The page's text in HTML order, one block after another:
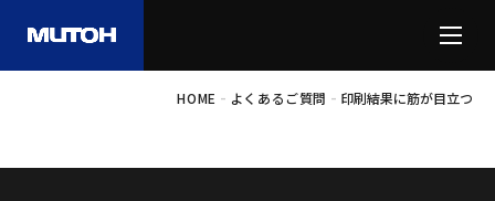
HOME - よくあるご質問 - 印刷結果に筋が目立つ